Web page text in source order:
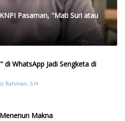
Pasaman, "Mati Suri atau
di WhatsApp Jadi Sengketa di
Rahman, S.H
Makna